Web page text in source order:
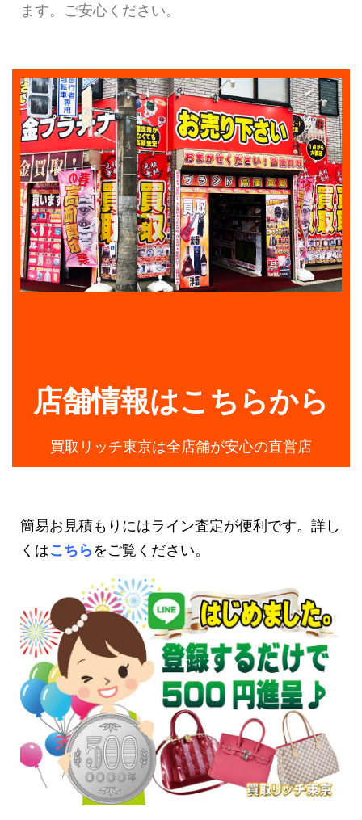
ます。ご安心ください。
店舗情報はこちらから
買取リッチ東京は全店舗が安心の直営店
簡易お見積もりにはライン査定が便利です。詳し
くはこちらをご覧ください。